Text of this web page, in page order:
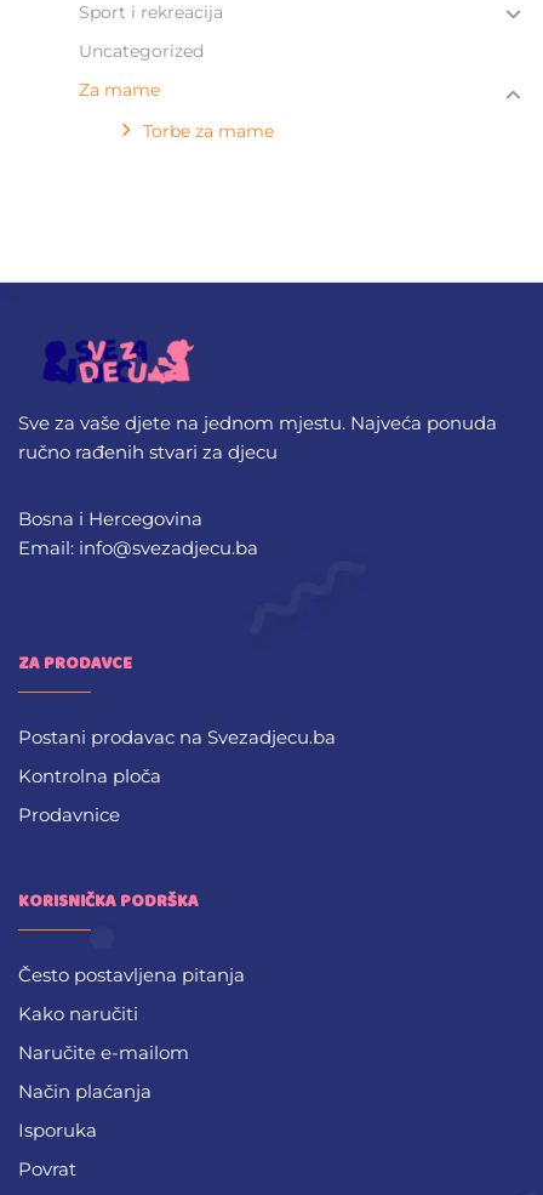
Sport i rekreacija
Uncategorized
Za mame
Torbe za mame
Sve za vaše djete na jednom mjestu. Najveća ponuda
ručno rađenih stvari za djecu
Bosna i Hercegovina
Email: info@svezadjecu.ba
ZA PRODAVCE
Postani prodavac na Svezadjecu.ba
Kontrolna ploča
Prodavnice
KORISNIČKA PODRŠKA
Često postavljena pitanja
Kako naručiti
Naručite e-mailom
Način plaćanja
Isporuka
Povrat